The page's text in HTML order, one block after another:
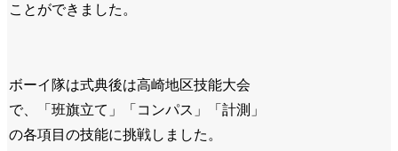
ことができました。
ボーイ隊は式典後は高崎地区技能大会
で、「班旗立て」「コンパス」「計測」
の各項目の技能に挑戦しました。